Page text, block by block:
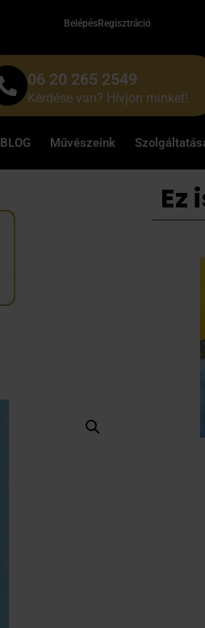
BelépésRegisztráció
06 20 265 2549
Kérdése van? Hívjon minket!
BLOG Művészeink
Ez